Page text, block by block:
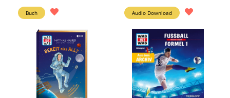
Buch Audio Download